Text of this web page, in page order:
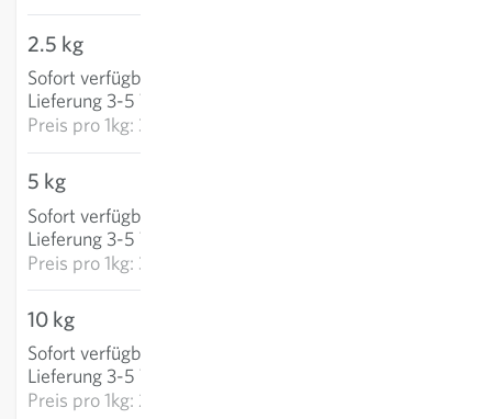
2.5 kg
Sofort verfügbar
Lieferung 3-5 Tage
Preis pro1kg: 30,94 €
5 kg
Sofort verfügbar
Lieferung 3-5 Tage
Preis pro1kg: 30,38 €
10 kg
Sofort verfügbar
Lieferung 3-5 Tage
Preis pro1kg: 28,36 €